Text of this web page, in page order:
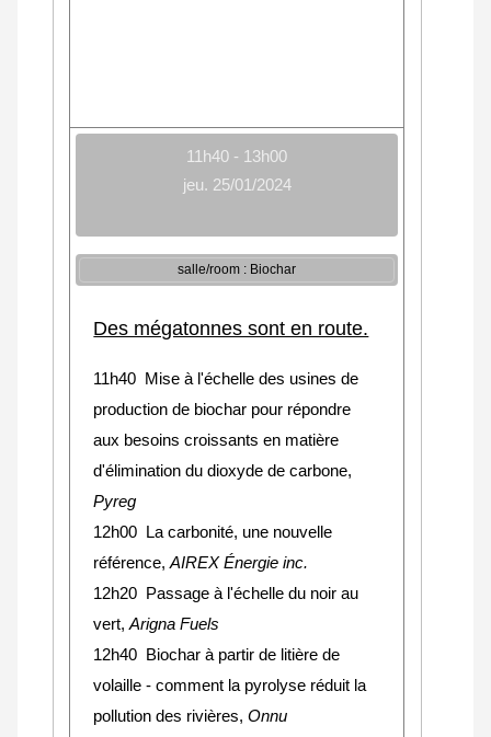
11h40 - 13h00
jeu. 25/01/2024
salle/room : Biochar
Des mégatonnes sont en route.
11h40 Mise à l'échelle des usines de
production de biochar pour répondre
aux besoins croissants en matière
d'élimination du dioxyde de carbone,
Pyreg
12h00 La carbonité, une nouvelle
référence,AIREX Énergie inc.
12h20 Passage à l'échelle du noir au
vert,Arigna Fuels
12h40 Biochar à partir de litière de
volaille - comment la pyrolyse réduit la
pollution des rivières,Onnu